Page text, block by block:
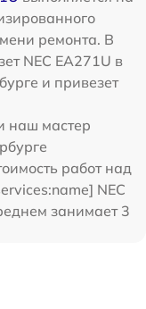
ремонта. В
NEC EA271U в
и привезет
наш мастер
работ над
NEC
занимает 3